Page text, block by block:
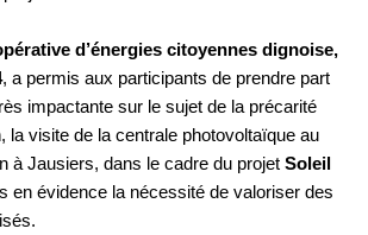
d’énergies citoyennes dignoise,
, a permis aux participants de prendre part
impactante sur le sujet de la précarité
la visite de la centrale photovoltaïque au
à Jausiers, dans le cadre du projet Soleil
en évidence la nécessité de valoriser des